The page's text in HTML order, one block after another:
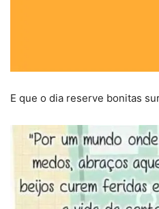
E que o dia reserve bonitas